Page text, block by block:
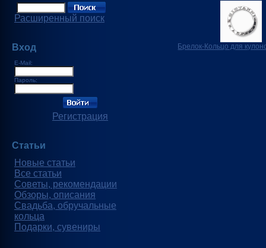
Расширенный поиск
Вход
E-Mail:
Пароль:
Регистрация
Статьи
Новые статьи
Все статьи
Советы, рекомендации
Обзоры, описания
Свадьба, обручальные
кольца
Подарки, сувениры
Брелок-Кольцо для